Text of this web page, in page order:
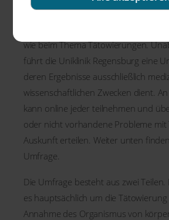
wie beim Thema Tätowierungen.
führt die Uniklinik Regensburg eine
deren Ergebnisse ausschließlich
wissenschaftlichen Zwecken dient.
kann online jeder teilnehmen und
oder nicht vorhandene Probleme
Auskunft erteilen. Weiter unten
Umfrage.
Die Umfrage besteht aus zwei
es hauptsächlich um die
Annahme des Organismus von